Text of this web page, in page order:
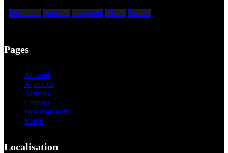
Facebook Youtube Instagram Tiktok Twitter
Pages
Accueil
A propos
Articles
Contact
Nos émissions
Radio
Localisation